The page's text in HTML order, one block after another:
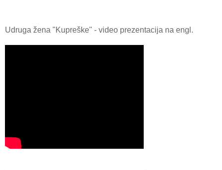
Udruga žena "Kupreške" - video prezentacija na engl.